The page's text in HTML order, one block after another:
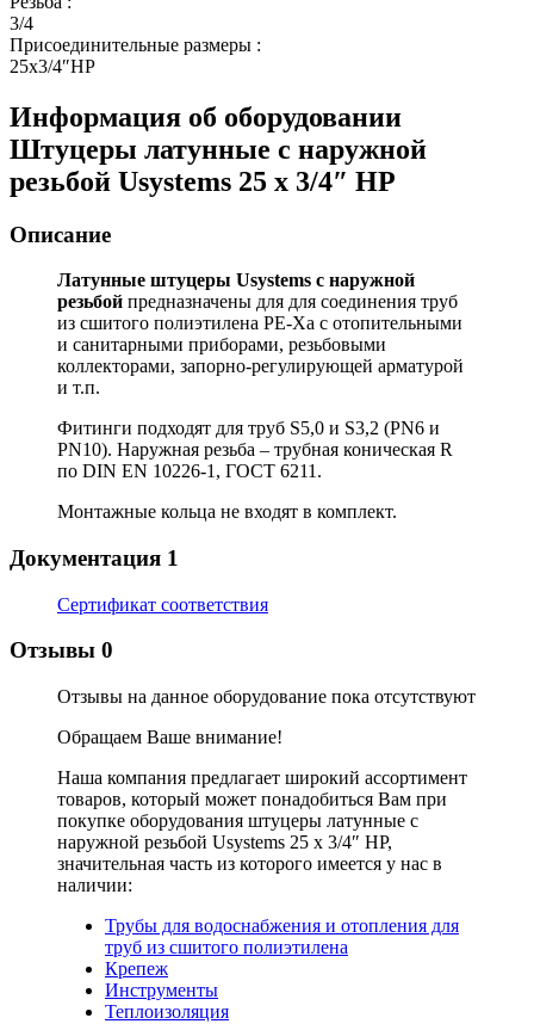
3/4
Присоединительные размеры :
25x3/4″НР
Информация об оборудовании
Штуцеры латунные с наружной
резьбой Usystems 25 х 3/4″ НР
Описание
Латунные штуцеры Usystems с наружной
резьбой предназначены для для соединения труб
из сшитого полиэтилена PE-Xa с отопительными
и санитарными приборами, резьбовыми
коллекторами, запорно-регулирующей арматурой
и т.п.
Фитинги подходят для труб S5,0 и S3,2 (PN6 и
PN10). Наружная резьба – трубная коническая R
по DIN EN 10226-1, ГОСТ 6211.
Монтажные кольца не входят в комплект.
Документация 1
Сертификат соответствия
Отзывы 0
Отзывы на данное оборудование пока отсутствуют
Обращаем Ваше внимание!
Наша компания предлагает широкий ассортимент
товаров, который может понадобиться Вам при
покупке оборудования штуцеры латунные с
наружной резьбой Usystems 25 х 3/4″ НР,
значительная часть из которого имеется у нас в
наличии:
Трубы для водоснабжения и отопления для
труб из сшитого полиэтилена
Крепеж
Инструменты
Теплоизоляция